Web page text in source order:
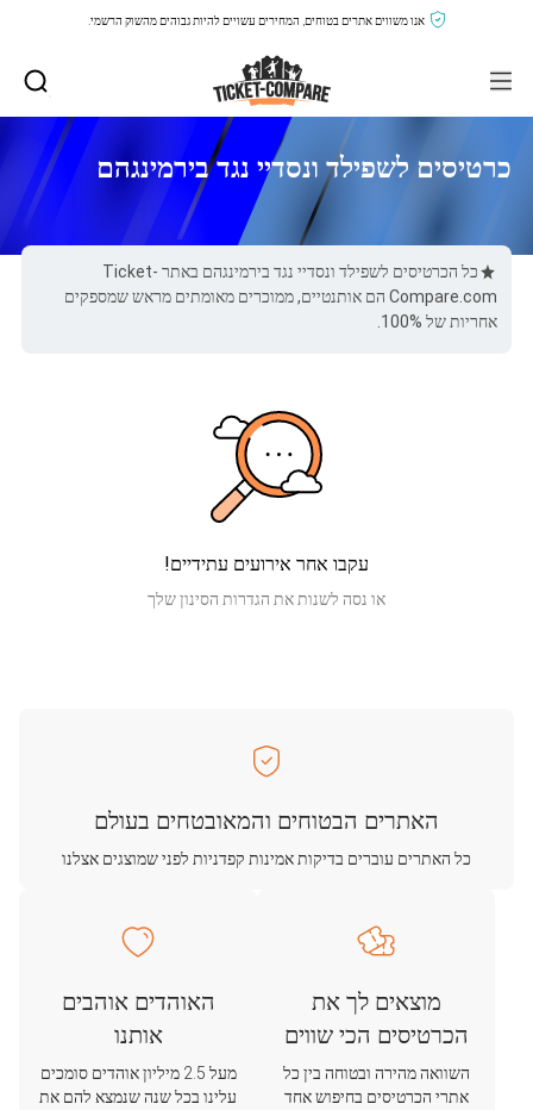
אנו משווים אתרים בטוחים, המחירים עשויים להיות גבוהים מהשוק הרשמי.
כרטיסים לשפילד ונסדיי נגד בירמינגהם
כל הכרטיסים לשפילד ונסדיי נגד בירמינגהם באתר Ticket-
Compare.com הם אותנטיים, ממוכרים מאומתים מראש שמספקים
אחריות של 100%.
עקבו אחר אירועים עתידיים!
או נסה לשנות את הגדרות הסינון שלך
האתרים הבטוחים והמאובטחים בעולם
כל האתרים עוברים בדיקות אמינות קפדניות לפני שמוצגים אצלנו
מוצאים לך את
הכרטיסים הכי שווים
השוואה מהירה ובטוחה בין כל
אתרי הכרטיסים בחיפוש אחד
האוהדים אוהבים
אותנו
מעל 2.5 מיליון אוהדים סומכים
עלינו בכל שנה שנמצא להם את